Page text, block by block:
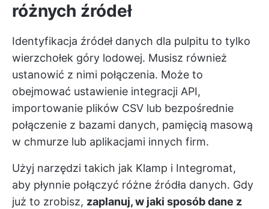
różnych źródeł
Identyfikacja źródeł danych dla pulpitu to tylko
wierzchołek góry lodowej. Musisz również
ustanowić z nimi połączenia. Może to
obejmować ustawienie integracji API,
importowanie plików CSV lub bezpośrednie
połączenie z bazami danych, pamięcią masową
w chmurze lub aplikacjami innych firm.
Użyj narzędzi takich jak Klamp i Integromat,
aby płynnie połączyć różne źródła danych. Gdy
już to zrobisz, zaplanuj, w jaki sposób dane z